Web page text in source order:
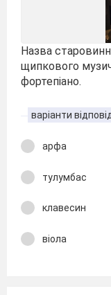
Назва
щипкового
фортепіано.
варіанти
арфа
тулумбас
клавесин
віола